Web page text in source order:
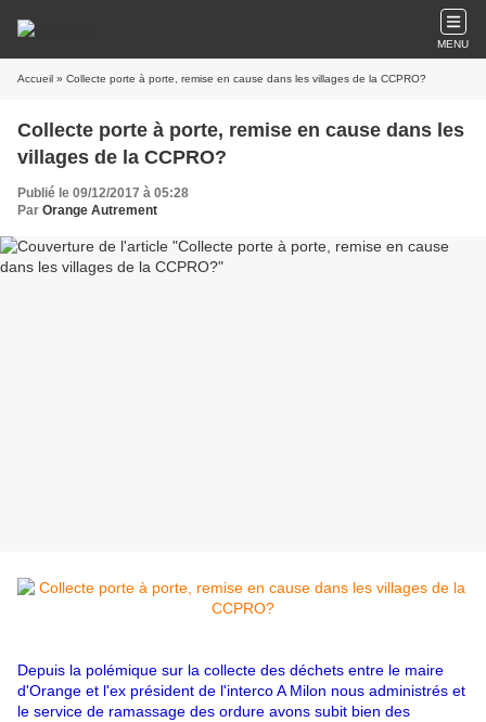
MENU
Accueil » Collecte porte à porte, remise en cause dans les villages de la CCPRO?
Collecte porte à porte, remise en cause dans les
villages de la CCPRO?
Publié le 09/12/2017 à 05:28
Par Orange Autrement
Depuis la polémique sur la collecte des déchets entre le maire
d'Orange et l'ex président de l'interco A Milon nous administrés et
le service de ramassage des ordure avons subit bien des